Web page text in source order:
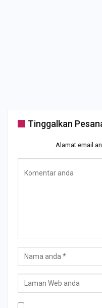
Tinggalkan
Alamat email